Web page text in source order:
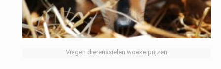
Vragen dierenasielen woekerprijzen